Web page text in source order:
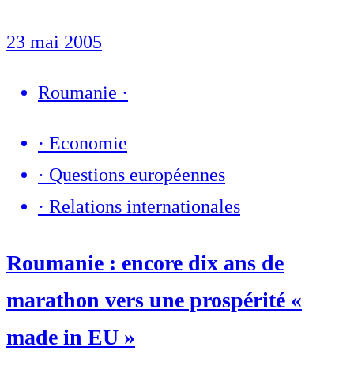
23 mai 2005
Roumanie ·
· Economie
· Questions européennes
· Relations internationales
Roumanie : encore dix ans de
marathon vers une prospérité «
made in EU »